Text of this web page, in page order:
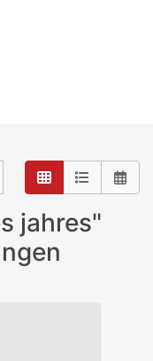
jahres"